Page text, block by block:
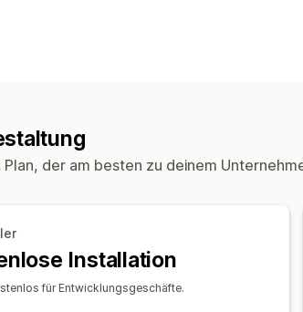
Plan, der am besten zu deinem
Installation
für Entwicklungsgeschäfte.